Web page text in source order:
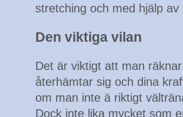
stretching och med hjälp av
Den viktiga vilan
Det är viktigt att man
återhämtar sig och dina
om man inte ä riktigt
Dock inte lika mycket som